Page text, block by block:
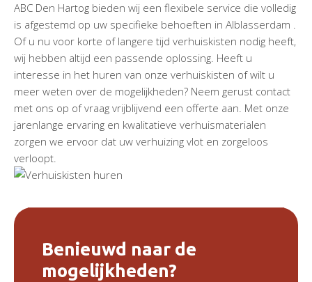
ABC Den Hartog bieden wij een flexibele service die volledig
is afgestemd op uw specifieke behoeften in Alblasserdam .
Of u nu voor korte of langere tijd verhuiskisten nodig heeft,
wij hebben altijd een passende oplossing. Heeft u
interesse in het huren van onze verhuiskisten of wilt u
meer weten over de mogelijkheden? Neem gerust contact
met ons op of vraag vrijblijvend een offerte aan. Met onze
jarenlange ervaring en kwalitatieve verhuismaterialen
zorgen we ervoor dat uw verhuizing vlot en zorgeloos
verloopt.
Benieuwd naar de
mogelijkheden?